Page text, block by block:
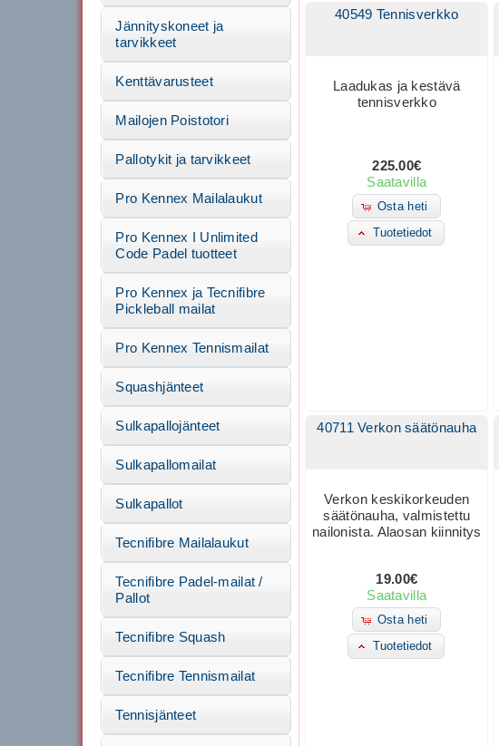
40549 Tennisverkko
Laadukas ja kestävä
tennisverkko
225.00€
Saatavilla
Osta heti
Tuotetiedot
40711 Verkon säätönauha
Verkon keskikorkeuden
säätönauha, valmistettu
nailonista. Alaosan kiinnitys
19.00€
Saatavilla
Osta heti
Tuotetiedot
Jännityskoneet ja
tarvikkeet
Kenttävarusteet
Mailojen Poistotori
Pallotykit ja tarvikkeet
Pro Kennex Mailalaukut
Pro Kennex I Unlimited
Code Padel tuotteet
Pro Kennex ja Tecnifibre
Pickleball mailat
Pro Kennex Tennismailat
Squashjänteet
Sulkapallojänteet
Sulkapallomailat
Sulkapallot
Tecnifibre Mailalaukut
Tecnifibre Padel-mailat /
Pallot
Tecnifibre Squash
Tecnifibre Tennismailat
Tennisjänteet